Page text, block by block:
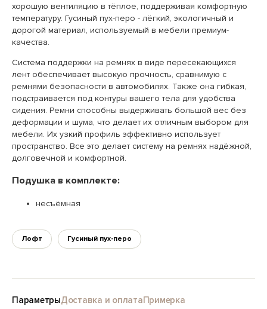
хорошую вентиляцию в тёплое, поддерживая комфортную
температуру. Гусиный пух-перо - лёгкий, экологичный и
дорогой материал, используемый в мебели премиум-
качества.
Система поддержки на ремнях в виде пересекающихся
лент обеспечивает высокую прочность, сравнимую с
ремнями безопасности в автомобилях. Также она гибкая,
подстраивается под контуры вашего тела для удобства
сидения. Ремни способны выдерживать большой вес без
деформации и шума, что делает их отличным выбором для
мебели. Их узкий профиль эффективно использует
пространство. Все это делает систему на ремнях надёжной,
долговечной и комфортной.
Подушка в комплекте:
несъёмная
Лофт Гусиный пух-перо
ПараметрыДоставка и оплатаПримерка